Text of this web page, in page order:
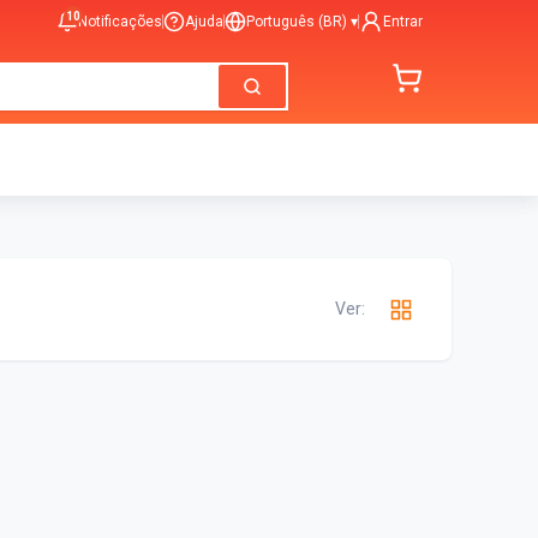
10Notificações Ajuda Português (BR) ▾ Entrar
Ver: